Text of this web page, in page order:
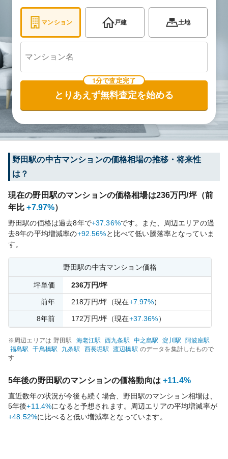
マンション 戸建 土地
1分で査定完了
とりあえず無料査定を始める
野田駅の中古マンションの価格相場の推移・将来性
は？
現在の野田駅のマンションの価格相場は236万円/坪（前
年比 +7.97%）
野田駅の価格は過去8年で+37.36%です。
また、周辺エリアの過
去8年の平均増減率の+92.56%と比べて低い騰落率となっていま
す。
野田駅の中古マンション価格
坪単価 236万円/坪
前年 218万円/坪 （現在+7.97%）
8年前 172万円/坪 （現在+37.36%）
※周辺エリアは 野田駅 海老江駅 西九条駅 中之島駅 淀川駅 阿波座駅
福島駅 千鳥橋駅 九条駅 西長堀駅 渡辺橋駅 のデータを集計したもので
す
5年後の野田駅のマンションの価格動向は +11.4%
直近数年の状況が今後も続く場合、 野田駅のマンション相場は、
5年後+11.4%になると予想されます。周辺エリアの平均増減率が
+48.52%に比べると低い増減率となっています。